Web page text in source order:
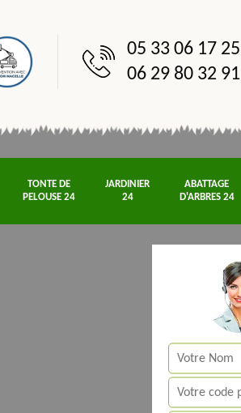
05 33 06 17 25
06 29 80 32 91
TONTE DE
PELOUSE 24
JARDINIER
24
ABATTAGE
D'ARBRES 24